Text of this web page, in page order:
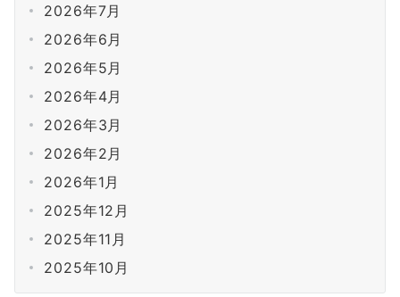
2026年7月
2026年6月
2026年5月
2026年4月
2026年3月
2026年2月
2026年1月
2025年12月
2025年11月
2025年10月